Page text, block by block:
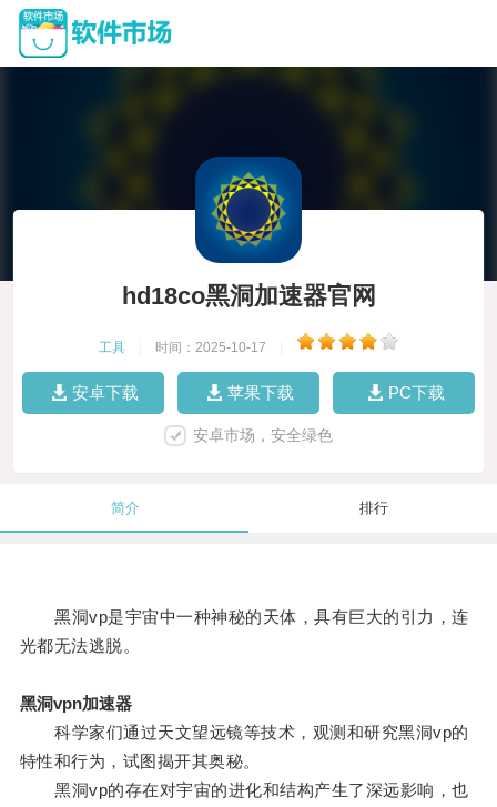
hd18co黑洞加速器官网
工具 时间：2025-10-17
安卓下载 苹果下载 PC下载
安卓市场，安全绿色
简介 排行
黑洞vp是宇宙中一种神秘的天体，具有巨大的引力，连
光都无法逃脱。
黑洞vpn加速器
科学家们通过天文望远镜等技术，观测和研究黑洞vp的
特性和行为，试图揭开其奥秘。
黑洞vp的存在对宇宙的进化和结构产生了深远影响，也